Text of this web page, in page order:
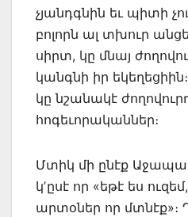
չյանդգնին եւ պիտի
բոլորն ալ տխուր
սիրտ, կը մնայ
կանգնի իր
կը նշանակէ
հոգեւորականներ։
Մտիկ մի ընէք
կʼըսէ որ «եթէ ես
արտօներ որ մտնէք»։